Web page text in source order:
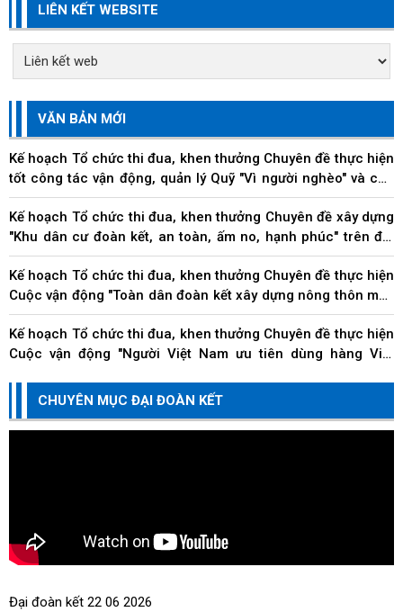
LIÊN KẾT WEBSITE
VĂN BẢN MỚI
Kế hoạch Tổ chức thi đua, khen thưởng Chuyên đề thực hiện
tốt công tác vận động, quản lý Quỹ "Vì người nghèo" và các
hoạt động an sinh xã hội trên địa...
Kế hoạch Tổ chức thi đua, khen thưởng Chuyên đề xây dựng
"Khu dân cư đoàn kết, an toàn, ấm no, hạnh phúc" trên địa
bàn thành phố
Kế hoạch Tổ chức thi đua, khen thưởng Chuyên đề thực hiện
Cuộc vận động "Toàn dân đoàn kết xây dựng nông thôn mới,
đô thị văn minh" trên địa bàn thành...
Kế hoạch Tổ chức thi đua, khen thưởng Chuyên đề thực hiện
Cuộc vận động "Người Việt Nam ưu tiên dùng hàng Việt
Kế hoạch Tổ chức thi đua, khen thưởng Chuyên đề về các
doanh nghiệp, doanh nhân, hộ kinh doanh và cá nhân kinh
doanh thi đua thực hiện tốt trách nhiệm...
CHUYÊN MỤC ĐẠI ĐOÀN KẾT
Đại đoàn kết 22 06 2026